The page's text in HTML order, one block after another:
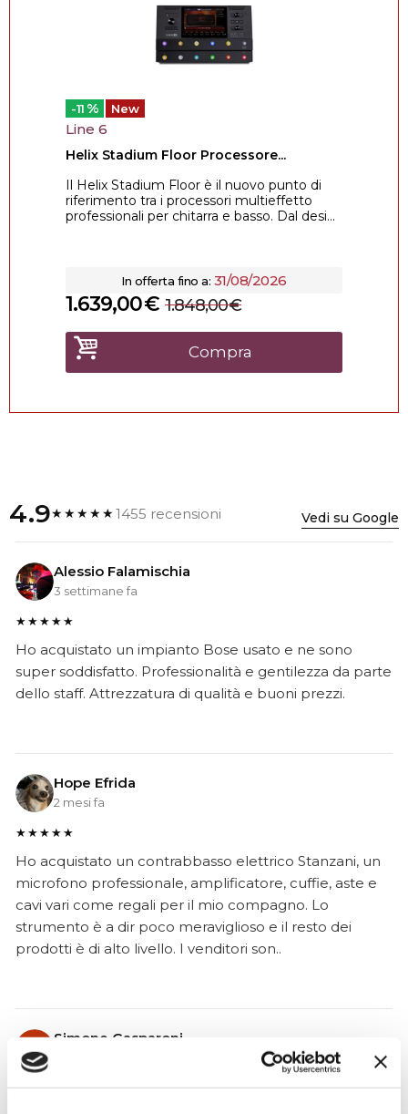
-11 % New
Line 6
Helix Stadium Floor Processore...
Il Helix Stadium Floor è il nuovo punto di
riferimento tra i processori multieffetto
professionali per chitarra e basso. Dal desi...
In offerta fino a: 31/08/2026
€
1.639,00 €
1.848,00
Compra
4.9★★★★★1455 recensioni Vedi su Google
Alessio Falamischia
3 settimane fa
★★★★★
Ho acquistato un impianto Bose usato e ne sono
super soddisfatto. Professionalità e gentilezza da parte
dello staff. Attrezzatura di qualità e buoni prezzi.
Hope Efrida
2 mesi fa
★★★★★
Ho acquistato un contrabbasso elettrico Stanzani, un
microfono professionale, amplificatore, cuffie, aste e
cavi vari come regali per il mio compagno. Lo
strumento è a dir poco meraviglioso e il resto dei
prodotti è di alto livello. I venditori son..
Simone Gasparoni
★★★★★